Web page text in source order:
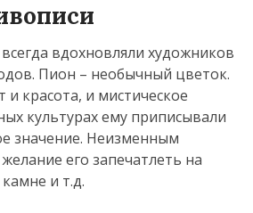
вдохновляли художников
Пион – необычный цветок.
и красота, и мистическое
культурах ему приписывали
значение. Неизменным
его запечатлеть на
и т.д.